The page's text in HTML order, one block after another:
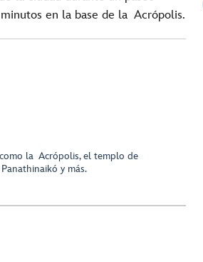
en la base de la Acrópolis.
la Acrópolis, el templo de
y más.